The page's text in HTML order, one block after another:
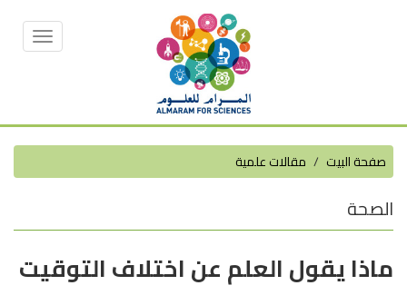
Toggle
صفحة البيت مقالات علمية
الصحة
ماذا يقول العلم عن اختلاف التوقيت